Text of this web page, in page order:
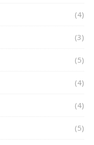
(4)
(3)
(5)
(4)
(4)
(5)